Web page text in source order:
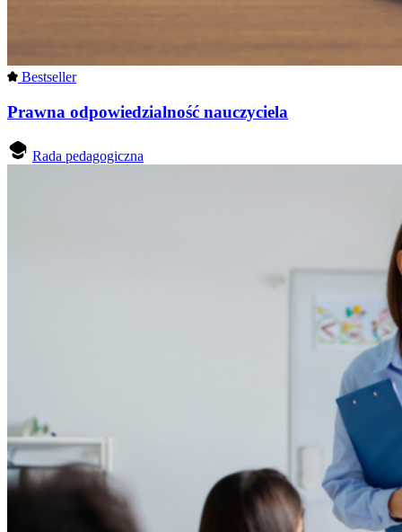
Bestseller
Prawna odpowiedzialność nauczyciela
Rada pedagogiczna